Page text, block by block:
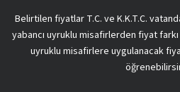
Belirtilen fiyatlar T.C. ve K.K.T.C.
yabancı uyruklu misafirlerden fiyat
uyruklu misafirlere uygulanacak